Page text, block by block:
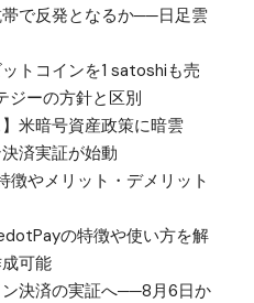
で反発となるか──日足雲
トコインを1 satoshiも売
ジーの方針と区別
米暗号資産政策に暗雲
済実証が始動
徴やメリット・デメリット
の特徴や使い方を解
可能
決済の実証へ──8月6日か